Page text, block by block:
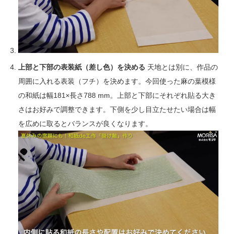
上部と下部の表装紙（差し色）を決める 天地とは別に、作品の
周囲に入れる表装（フチ）を決めます。今回使った麻の葉模様
の和紙は幅181×長さ788 mm。上部と下部にそれぞれ貼る大き
さはお好みで調整できます。下側を少し目立たせたい場合は幅
を広めに取るとバランスが良くなります。